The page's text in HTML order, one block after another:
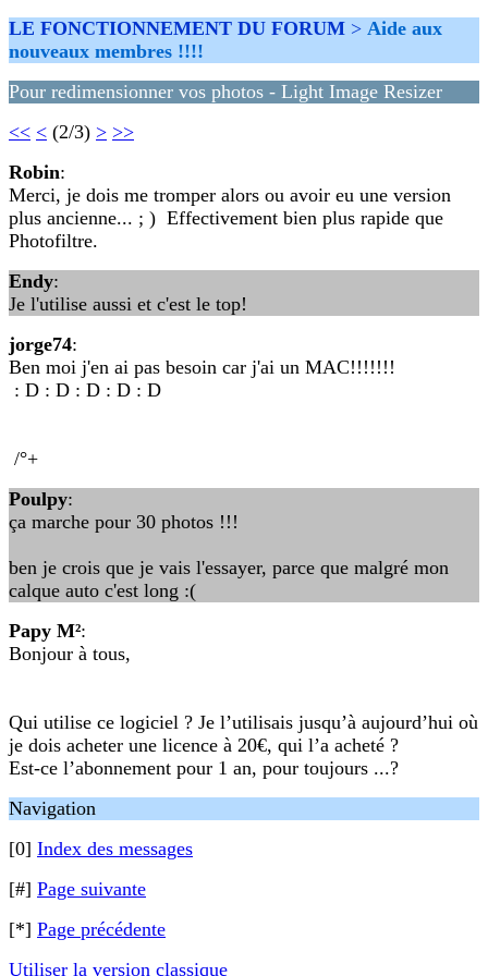
LE FONCTIONNEMENT DU FORUM > Aide aux
nouveaux membres !!!!
Pour redimensionner vos photos - Light Image Resizer
<< < (2/3) > >>
Robin:
Merci, je dois me tromper alors ou avoir eu une version
plus ancienne... ; ) Effectivement bien plus rapide que
Photofiltre.
Endy:
Je l'utilise aussi et c'est le top!
jorge74:
Ben moi j'en ai pas besoin car j'ai un MAC!!!!!!!
: D : D : D : D : D
/°+
Poulpy:
ça marche pour 30 photos !!!
ben je crois que je vais l'essayer, parce que malgré mon
calque auto c'est long :(
Papy M²:
Bonjour à tous,
Qui utilise ce logiciel ? Je l’utilisais jusqu’à aujourd’hui où
je dois acheter une licence à 20€, qui l’a acheté ?
Est-ce l’abonnement pour 1 an, pour toujours ...?
Navigation
[0] Index des messages
[#] Page suivante
[*] Page précédente
Utiliser la version classique